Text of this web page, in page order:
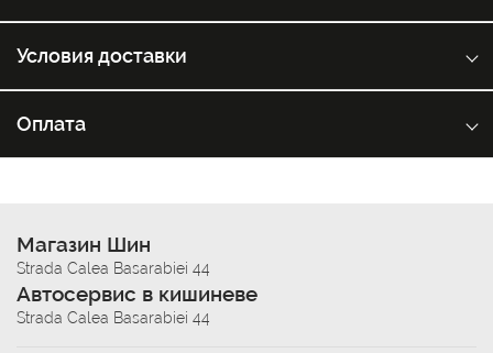
Условия доставки
Оплата
Магазин Шин
Strada Calea Basarabiei 44
Автосервис в кишиневе
Strada Calea Basarabiei 44